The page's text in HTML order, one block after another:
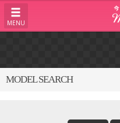
MENU
MODEL SEARCH